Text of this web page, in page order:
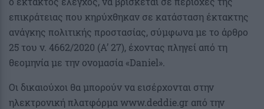
επικράτειας που κηρύχθηκαν σε κατάσταση έκτακτης
ανάγκης πολιτικής προστασίας, σύμφωνα με το άρθρο
25 του ν. 4662/2020 (Α’ 27), έχοντας πληγεί από τη
θεομηνία με την ονομασία «Daniel».
Οι δικαιούχοι θα μπορούν να εισέρχονται στην
ηλεκτρονική πλατφόρμα www.deddie.gr από την